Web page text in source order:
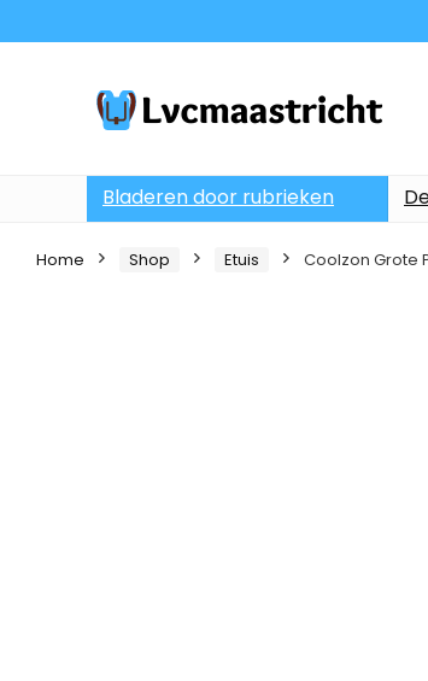
Bladeren door rubrieken
Home Shop Etuis Coolzon Grote